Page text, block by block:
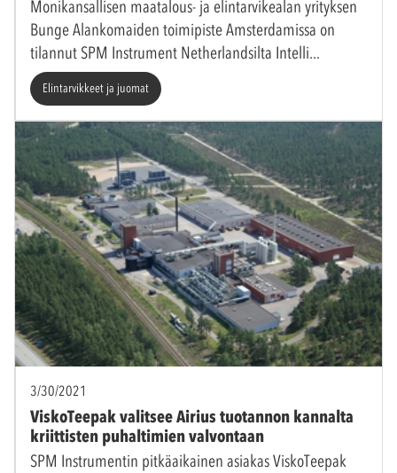
Monikansallisen maatalous- ja elintarvikealan yrityksen
Bunge Alankomaiden toimipiste Amsterdamissa on
tilannut SPM Instrument Netherlandsilta Intelli
Elintarvikkeet ja juomat
3/30/2021
ViskoTeepak valitsee Airius tuotannon kannalta
kriittisten puhaltimien valvontaan
SPM Instrumentin pitkäaikainen asiakas ViskoTeepak